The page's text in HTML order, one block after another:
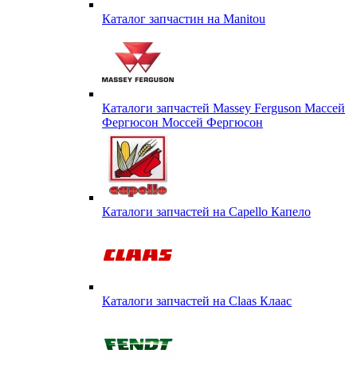
Каталог запчастин на Маnitou
Каталоги запчастей Massey Ferguson Массей
Фергюсон Моссей Фергюсон
Каталоги запчастей на Capello Капело
Каталоги запчастей на Claas Клаас